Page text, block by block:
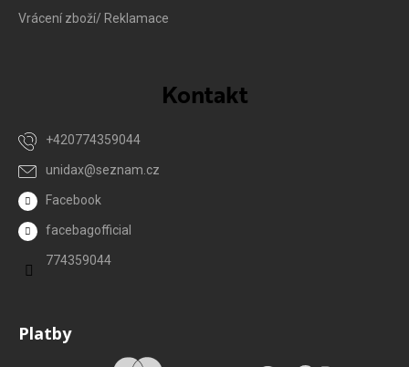
Vrácení zboží/ Reklamace
Kontakt
unidax@seznam.cz
+420774359044
Facebook
facebagofficial
774359044
Platby